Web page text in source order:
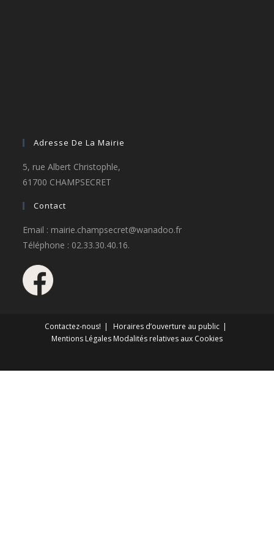
Adresse De La Mairie
5, rue Albert Christophle,
61700 CHAMPSECRET
Contact
Email : mairie.champsecret@wanadoo.fr
Téléphone : 02.33.30.40.16.
Contactez-nous!
Horaires d’ouverture au public
Mentions Légales Modalités relatives aux Cookies